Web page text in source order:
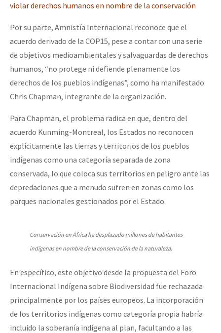
violar derechos humanos en nombre de la conservación
Por su parte, Amnistía Internacional reconoce que el
acuerdo derivado de la COP15, pese a contar con una serie
de objetivos medioambientales y salvaguardas de derechos
humanos, “no protege ni defiende plenamente los
derechos de los pueblos indígenas”, como ha manifestado
Chris Chapman, integrante de la organización.
Para Chapman, el problema radica en que, dentro del
acuerdo Kunming-Montreal, los Estados no reconocen
explícitamente las tierras y territorios de los pueblos
indígenas como una categoría separada de zona
conservada, lo que coloca sus territorios en peligro ante las
depredaciones que a menudo sufren en zonas como los
parques nacionales gestionados por el Estado.
Conservación en África ha desplazado millones de habitantes
indígenas en nombre de la conservación de la naturaleza.
En específico, este objetivo desde la propuesta del Foro
Internacional Indígena sobre Biodiversidad fue rechazada
principalmente por los países europeos. La incorporación
de los territorios indígenas como categoría propia habría
incluido la soberanía indígena al plan, facultando a las